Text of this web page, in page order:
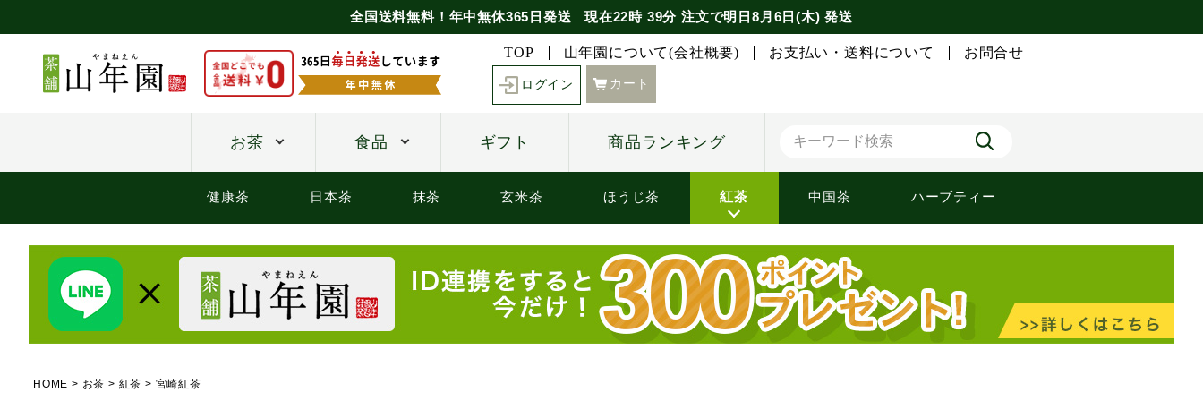
全国送料無料！年中無休365日発送 現在22時 39分 注文で明日8月6日(木) 発送
TOP 山年園について(会社概要) お支払い・送料について お問合せ
ログイン カート
お茶 食品 ギフト 商品ランキング
健康茶 日本茶 抹茶 玄米茶 ほうじ茶 紅茶 中国茶 ハーブティー
HOME お茶 紅茶 宮崎紅茶